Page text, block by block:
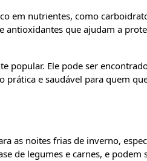
em nutrientes, como
antioxidantes que ajudam a
popular. Ele pode ser
prática e saudável para quem
as noites frias de inverno,
de legumes e carnes, e podem